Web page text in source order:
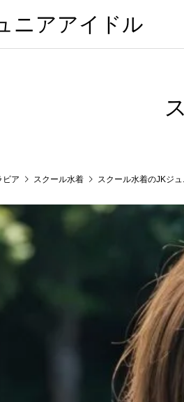
ニアアイドル
ビア スクール水着 スクール水着のJKジ